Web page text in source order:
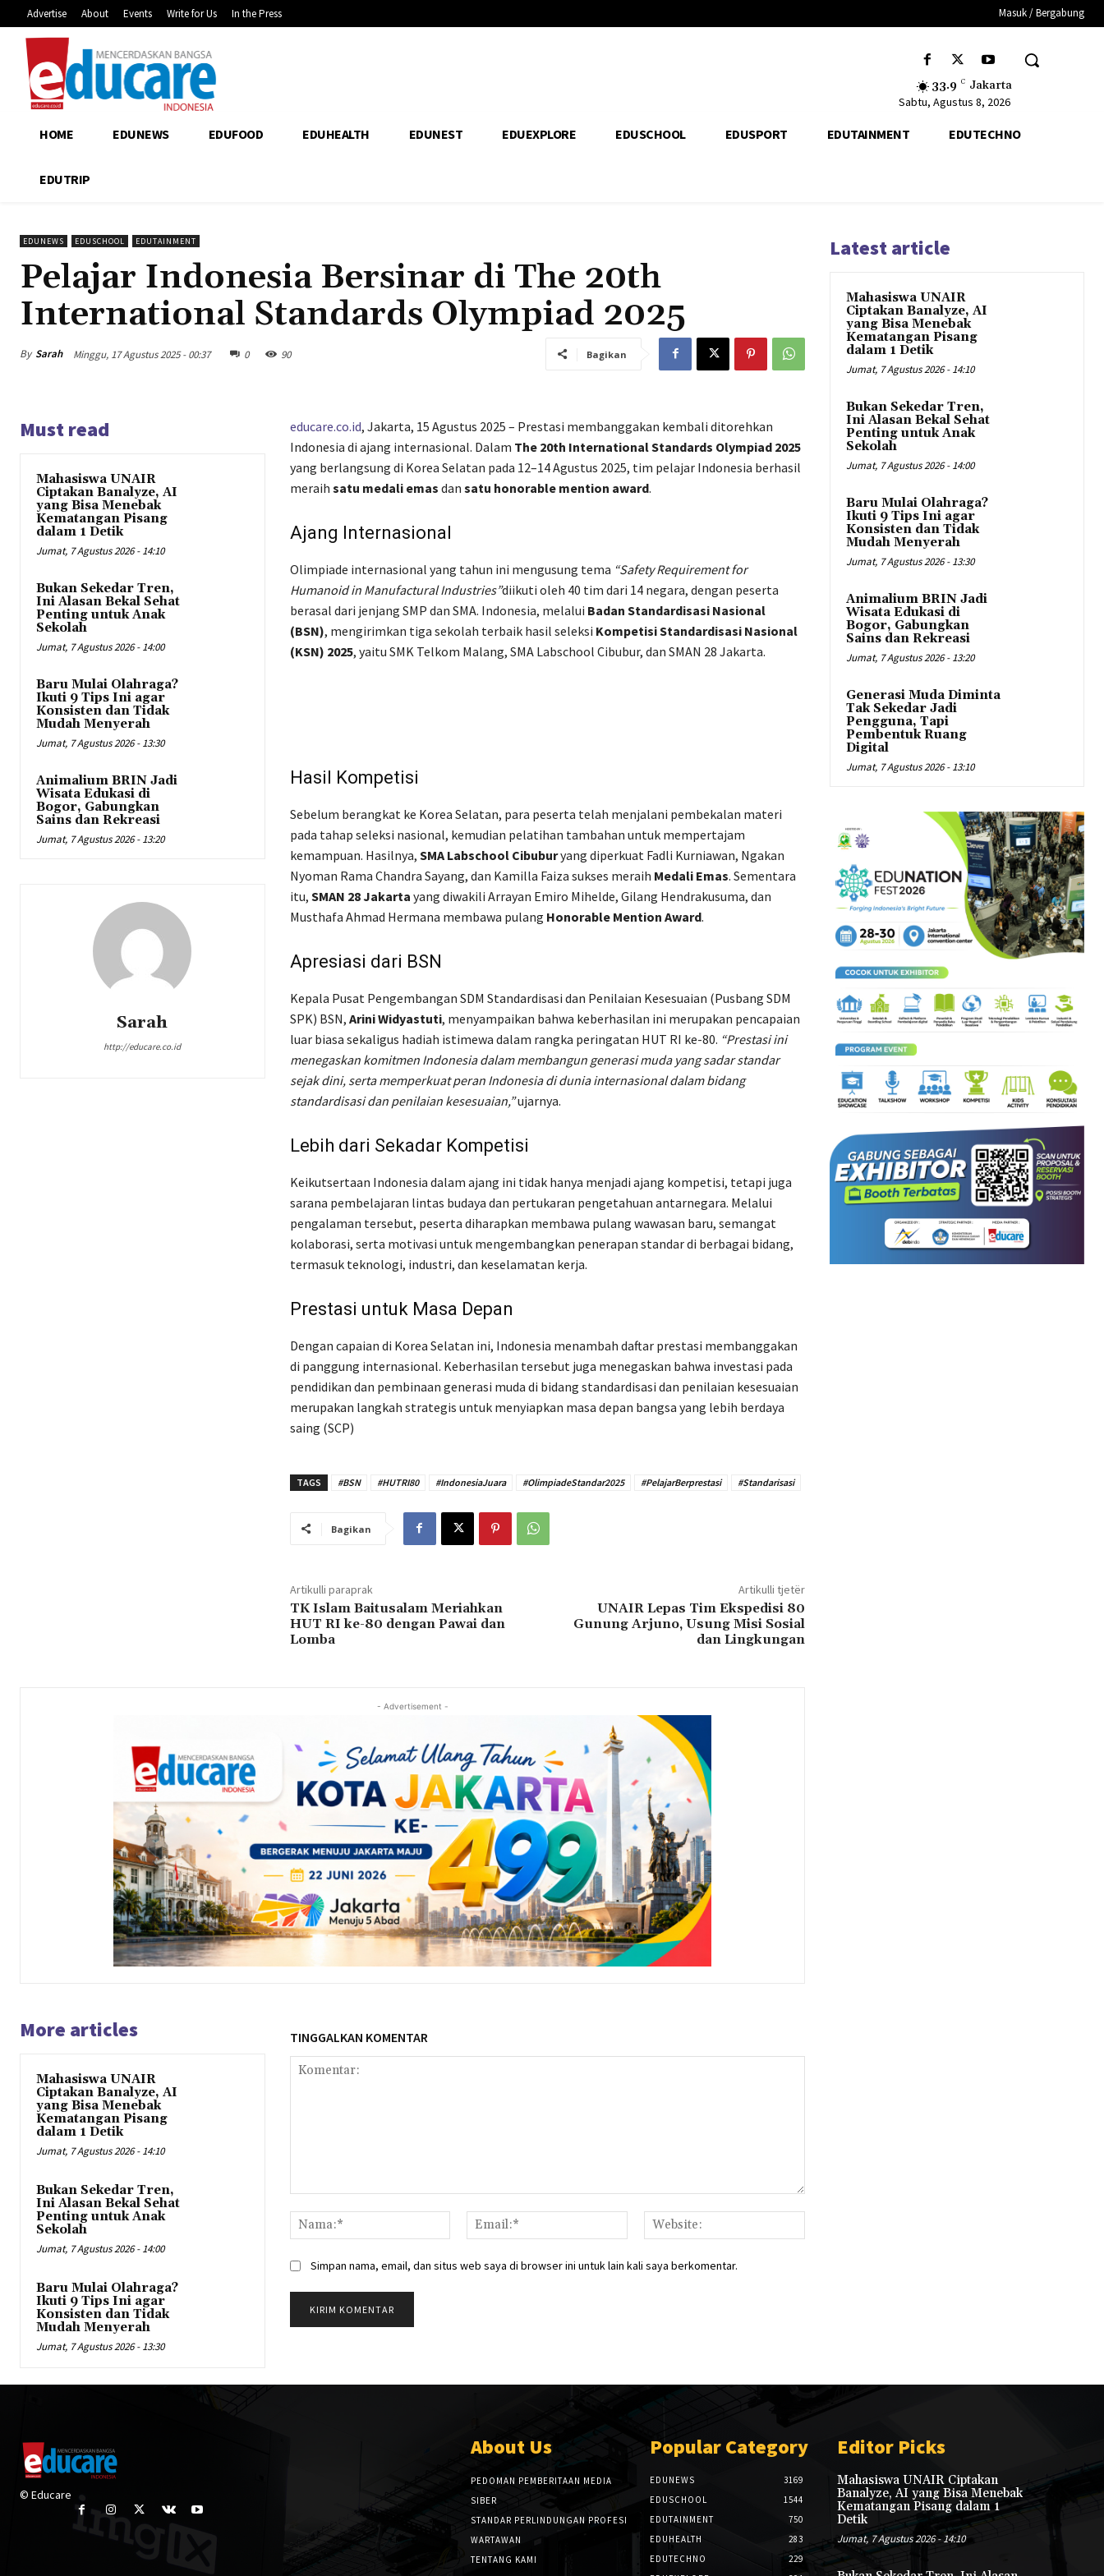
Advertise About Events Write for Us In the Press Masuk / Bergabung
33.9 C Jakarta
Sabtu, Agustus 8, 2026
HOME EDUNEWS EDUFOOD EDUHEALTH EDUNEST EDUEXPLORE EDUSCHOOL EDUSPORT EDUTAINMENT EDUTECHNO
EDUTRIP
EDUNEWS EDUSCHOOL EDUTAINMENT
Pelajar Indonesia Bersinar di The 20th
International Standards Olympiad 2025
By Sarah Minggu, 17 Agustus 2025 - 00:37 0 90 Bagikan
Must read
Mahasiswa UNAIR
Ciptakan Banalyze, AI
yang Bisa Menebak
Kematangan Pisang
dalam 1 Detik
Jumat, 7 Agustus 2026 - 14:10
Bukan Sekedar Tren,
Ini Alasan Bekal Sehat
Penting untuk Anak
Sekolah
Jumat, 7 Agustus 2026 - 14:00
Baru Mulai Olahraga?
Ikuti 9 Tips Ini agar
Konsisten dan Tidak
Mudah Menyerah
Jumat, 7 Agustus 2026 - 13:30
Animalium BRIN Jadi
Wisata Edukasi di
Bogor, Gabungkan
Sains dan Rekreasi
Jumat, 7 Agustus 2026 - 13:20
Sarah
http://educare.co.id
educare.co.id, Jakarta, 15 Agustus 2025 – Prestasi membanggakan kembali ditorehkan
Indonesia di ajang internasional. Dalam The 20th International Standards Olympiad 2025
yang berlangsung di Korea Selatan pada 12–14 Agustus 2025, tim pelajar Indonesia berhasil
meraih satu medali emas dan satu honorable mention award.
Ajang Internasional
Olimpiade internasional yang tahun ini mengusung tema “Safety Requirement for
Humanoid in Manufactural Industries”diikuti oleh 40 tim dari 14 negara, dengan peserta
berasal dari jenjang SMP dan SMA. Indonesia, melalui Badan Standardisasi Nasional
(BSN), mengirimkan tiga sekolah terbaik hasil seleksi Kompetisi Standardisasi Nasional
(KSN) 2025, yaitu SMK Telkom Malang, SMA Labschool Cibubur, dan SMAN 28 Jakarta.
Hasil Kompetisi
Sebelum berangkat ke Korea Selatan, para peserta telah menjalani pembekalan materi
pada tahap seleksi nasional, kemudian pelatihan tambahan untuk mempertajam
kemampuan. Hasilnya, SMA Labschool Cibuburyang diperkuat Fadli Kurniawan, Ngakan
Nyoman Rama Chandra Sayang, dan Kamilla Faiza sukses meraih Medali Emas. Sementara
itu, SMAN 28 Jakarta yang diwakili Arrayan Emiro Mihelde, Gilang Hendrakusuma, dan
Musthafa Ahmad Hermana membawa pulang Honorable Mention Award.
Apresiasi dari BSN
Kepala Pusat Pengembangan SDM Standardisasi dan Penilaian Kesesuaian (Pusbang SDM
SPK) BSN, Arini Widyastuti, menyampaikan bahwa keberhasilan ini merupakan pencapaian
luar biasa sekaligus hadiah istimewa dalam rangka peringatan HUT RI ke-80. “Prestasi ini
menegaskan komitmen Indonesia dalam membangun generasi muda yang sadar standar
sejak dini, serta memperkuat peran Indonesia di dunia internasional dalam bidang
standardisasi dan penilaian kesesuaian,”ujarnya.
Lebih dari Sekadar Kompetisi
Keikutsertaan Indonesia dalam ajang ini tidak hanya menjadi ajang kompetisi, tetapi juga
sarana pembelajaran lintas budaya dan pertukaran pengetahuan antarnegara. Melalui
pengalaman tersebut, peserta diharapkan membawa pulang wawasan baru, semangat
kolaborasi, serta motivasi untuk mengembangkan penerapan standar di berbagai bidang,
termasuk teknologi, industri, dan keselamatan kerja.
Prestasi untuk Masa Depan
Dengan capaian di Korea Selatan ini, Indonesia menambah daftar prestasi membanggakan
di panggung internasional. Keberhasilan tersebut juga menegaskan bahwa investasi pada
pendidikan dan pembinaan generasi muda di bidang standardisasi dan penilaian kesesuaian
merupakan langkah strategis untuk menyiapkan masa depan bangsa yang lebih berdaya
saing (SCP)
TAGS #BSN #HUTRI80 #IndonesiaJuara #OlimpiadeStandar2025 #PelajarBerprestasi #Standarisasi
Bagikan
Artikulli paraprak
TK Islam Baitusalam Meriahkan
HUT RI ke-80 dengan Pawai dan
Lomba
Artikulli tjetër
UNAIR Lepas Tim Ekspedisi 80
Gunung Arjuno, Usung Misi Sosial
dan Lingkungan
- Advertisement -
More articles
Mahasiswa UNAIR
Ciptakan Banalyze, AI
yang Bisa Menebak
Kematangan Pisang
dalam 1 Detik
Jumat, 7 Agustus 2026 - 14:10
Bukan Sekedar Tren,
Ini Alasan Bekal Sehat
Penting untuk Anak
Sekolah
Jumat, 7 Agustus 2026 - 14:00
Baru Mulai Olahraga?
Ikuti 9 Tips Ini agar
Konsisten dan Tidak
Mudah Menyerah
Jumat, 7 Agustus 2026 - 13:30
TINGGALKAN KOMENTAR
Nama:*
Email:*
Simpan nama, email, dan situs web saya di browser ini untuk lain kali saya berkomentar.
Latest article
Mahasiswa UNAIR
Ciptakan Banalyze, AI
yang Bisa Menebak
Kematangan Pisang
dalam 1 Detik
Jumat, 7 Agustus 2026 - 14:10
Bukan Sekedar Tren,
Ini Alasan Bekal Sehat
Penting untuk Anak
Sekolah
Jumat, 7 Agustus 2026 - 14:00
Baru Mulai Olahraga?
Ikuti 9 Tips Ini agar
Konsisten dan Tidak
Mudah Menyerah
Jumat, 7 Agustus 2026 - 13:30
Animalium BRIN Jadi
Wisata Edukasi di
Bogor, Gabungkan
Sains dan Rekreasi
Jumat, 7 Agustus 2026 - 13:20
Generasi Muda Diminta
Tak Sekedar Jadi
Pengguna, Tapi
Pembentuk Ruang
Digital
Jumat, 7 Agustus 2026 - 13:10
© Educare
About Us
PEDOMAN PEMBERITAAN MEDIA
SIBER
STANDAR PERLINDUNGAN PROFESI
WARTAWAN
TENTANG KAMI
Popular Category
EDUNEWS
3169
EDUSCHOOL
1544
EDUTAINMENT
750
EDUHEALTH
283
EDUTECHNO
229
Editor Picks
Mahasiswa UNAIR Ciptakan
Banalyze, AI yang Bisa Menebak
Kematangan Pisang dalam 1
Detik
Jumat, 7 Agustus 2026 - 14:10